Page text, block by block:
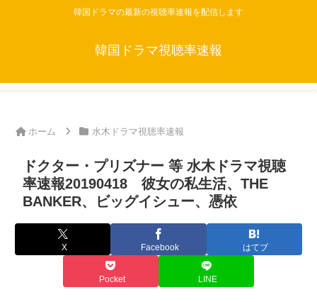
韓国ドラマの最新の視聴率速報を配信します
韓国ドラマ視聴率速報
ホーム 水木ドラマ視聴率速報
ドクター・プリズナー 等 水木ドラマ視聴
率速報20190418 彼女の私生活、THE
BANKER、ビッグイシュー、憑依
X Facebook はてブ
Pocket LINE